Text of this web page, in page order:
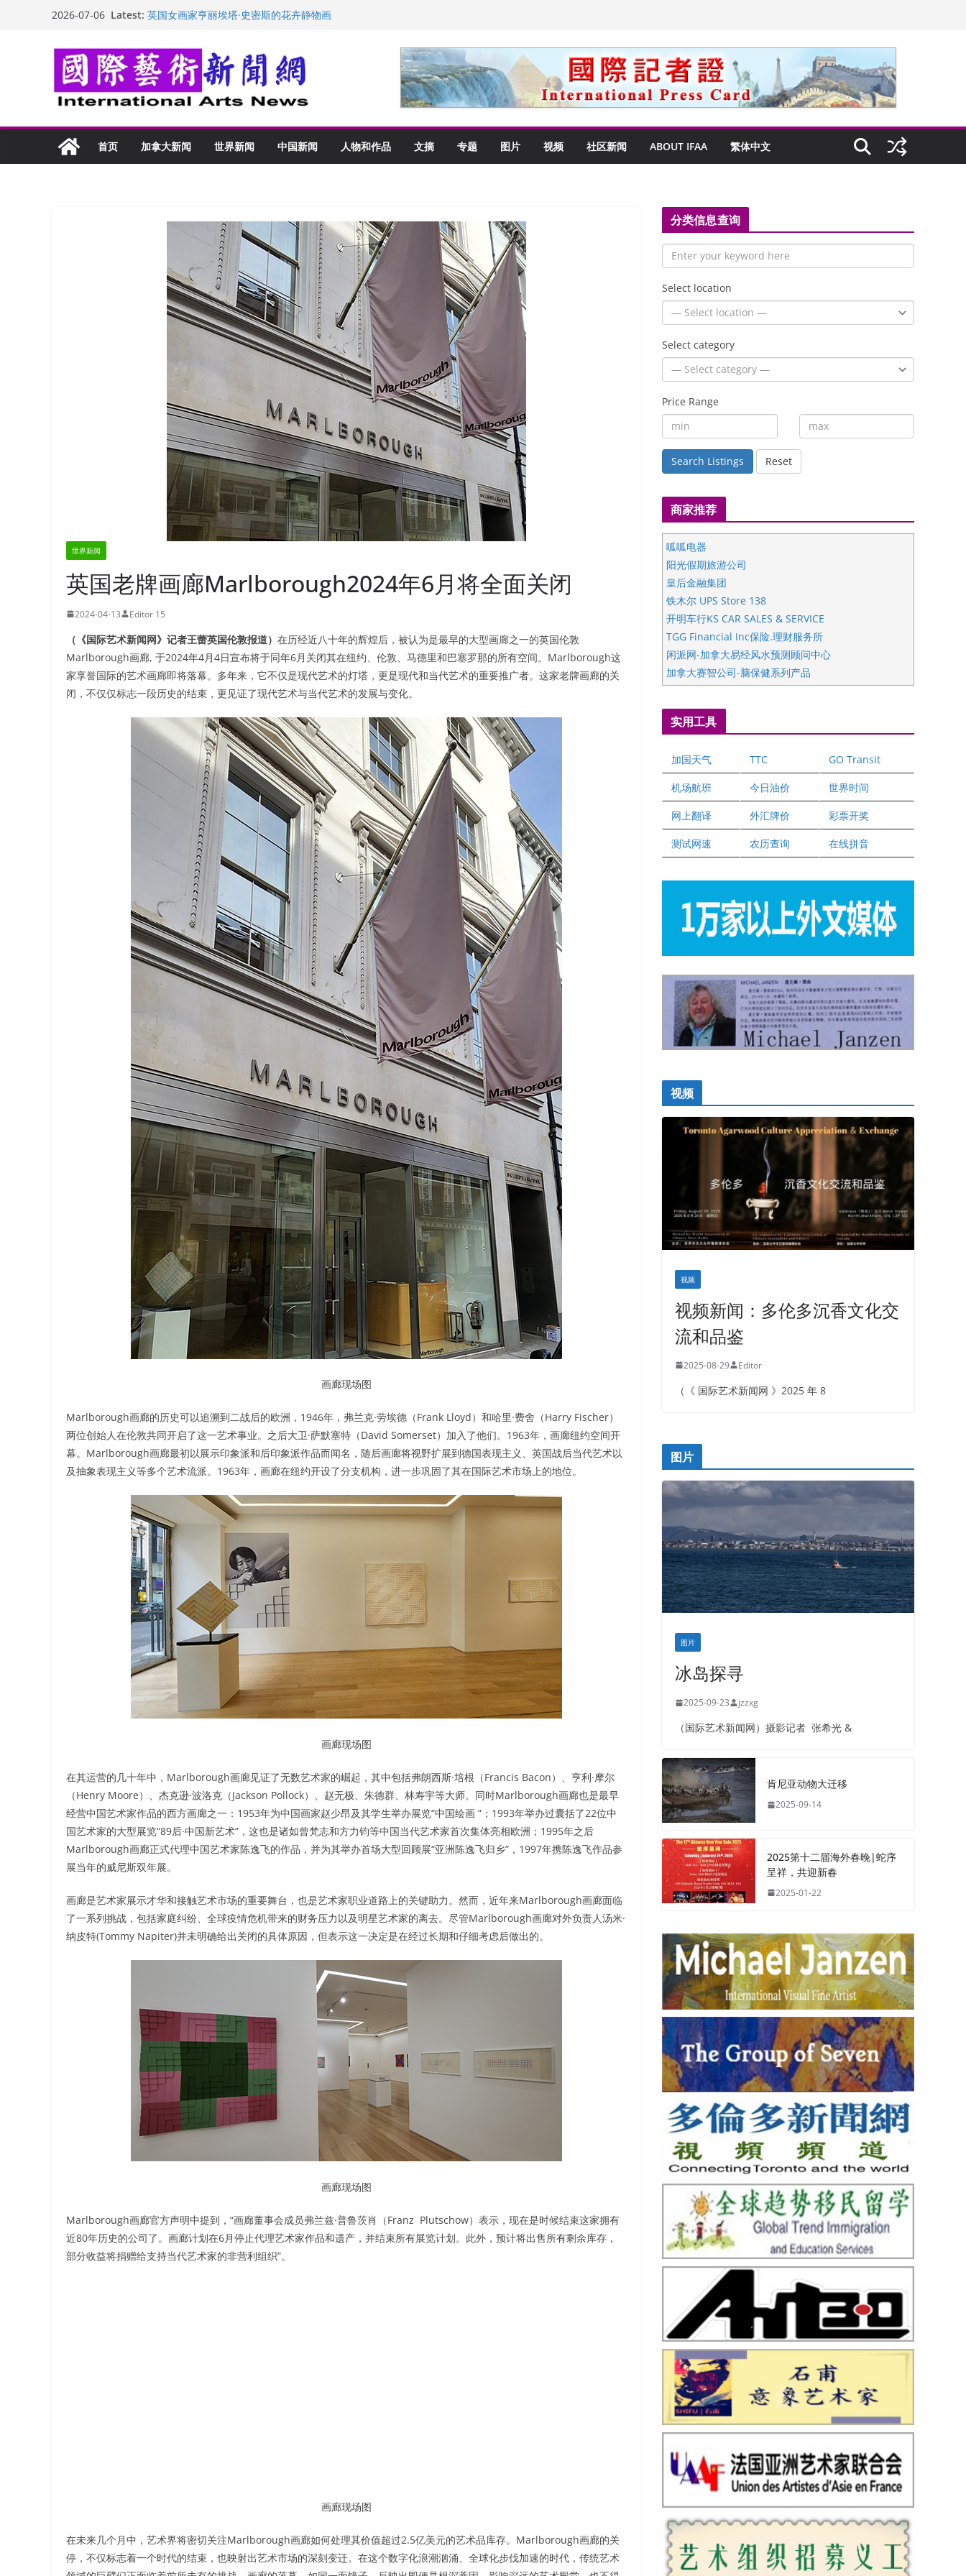
2026-07-06 Latest: “梵心”归处：一场展览 连着攀枝花的千里乡愁
玛丽安娜·卡拉切娃的绘画：幽默和难以言喻的快乐
苏方 ：“字”得其乐
首页 加拿大新闻 世界新闻 中国新闻 人物和作品 文摘 专题 图片 视频 社区新闻 ABOUT IFAA 繁体中文
世界新闻
英国老牌画廊Marlborough2024年6月将全面关闭
2024-04-13 Editor 15
（《国际艺术新闻网》记者王蕾英国伦敦报道） 在历经近八十年的辉煌后，被认为是最早的大型画廊之一的英国伦敦
Marlborough画廊, 于2024年4月4日宣布将于同年6月关闭其在纽约、伦敦、马德里和巴塞罗那的所有空间。Marlborough这
家享誉国际的艺术画廊即将落幕。多年来，它不仅是现代艺术的灯塔，更是现代和当代艺术的重要推广者。这家老牌画廊的关
闭，不仅仅标志一段历史的结束，更见证了现代艺术与当代艺术的发展与变化。
画廊现场图
Marlborough画廊的历史可以追溯到二战后的欧洲，1946年，弗兰克·劳埃德（Frank Lloyd）和哈里·费舍（Harry Fischer）
两位创始人在伦敦共同开启了这一艺术事业。之后大卫·萨默塞特（David Somerset）加入了他们。1963年，画廊纽约空间开
幕。Marlborough画廊最初以展示印象派和后印象派作品而闻名，随后画廊将视野扩展到德国表现主义、英国战后当代艺术以
及抽象表现主义等多个艺术流派。1963年，画廊在纽约开设了分支机构，进一步巩固了其在国际艺术市场上的地位。
画廊现场图
在其运营的几十年中，Marlborough画廊见证了无数艺术家的崛起，其中包括弗朗西斯·培根（Francis Bacon）、亨利·摩尔
（Henry Moore）、杰克逊·波洛克（Jackson Pollock）、赵无极、朱德群、林寿宇等大师。同时Marlborough画廊也是最早
经营中国艺术家作品的西方画廊之一：1953年为中国画家赵少昂及其学生举办展览“中国绘画 ”；1993年举办过囊括了22位中
国艺术家的大型展览“89后·中国新艺术”，这也是诸如曾梵志和方力钧等中国当代艺术家首次集体亮相欧洲；1995年之后
Marlborough画廊正式代理中国艺术家陈逸飞的作品，并为其举办首场大型回顾展“亚洲陈逸飞归乡”，1997年携陈逸飞作品参
展当年的威尼斯双年展。
画廊是艺术家展示才华和接触艺术市场的重要舞台，也是艺术家职业道路上的关键助力。然而，近年来Marlborough画廊面临
了一系列挑战，包括家庭纠纷、全球疫情危机带来的财务压力以及明星艺术家的离去。尽管Marlborough画廊对外负责人汤米·
纳皮特(Tommy Napiter)并未明确给出关闭的具体原因，但表示这一决定是在经过长期和仔细考虑后做出的。
画廊现场图
Marlborough画廊官方声明中提到，“画廊董事会成员弗兰兹·普鲁茨肖（Franz Plutschow）表示，现在是时候结束这家拥有
近80年历史的公司了。画廊计划在6月停止代理艺术家作品和遗产，并结束所有展览计划。此外，预计将出售所有剩余库存，
部分收益将捐赠给支持当代艺术家的非营利组织”。
画廊现场图
在未来几个月中，艺术界将密切关注Marlborough画廊如何处理其价值超过2.5亿美元的艺术品库存。Marlborough画廊的关
停，不仅标志着一个时代的结束，也映射出艺术市场的深刻变迁。在这个数字化浪潮汹涌、全球化步伐加速的时代，传统艺术
分类信息查询
Select location
Select category
Price Range
Search Listings Reset
商家推荐
呱呱电器
阳光假期旅游公司
皇后金融集团
铁木尔 UPS Store 138
开明车行KS CAR SALES & SERVICE
TGG Financial Inc保险.理财服务所
闲派网-加拿大易经风水预测顾问中心
加拿大赛智公司-脑保健系列产品
五星国艺拍卖及评估公司
国际注册执业营养师公会
爱德华连锁酒店万锦分店
健健宝公司
二十一世纪美联地产公司
全球趋势移民留学
盛达资本
正点印艺设计
实用工具
加国天气 TTC GO Transit
机场航班 今日油价 世界时间
网上翻译 外汇牌价 彩票开奖
测试网速 农历查询 在线拼音
视频
视频
视频新闻：多伦多沉香文化交
流和品鉴
2025-08-29 Editor
（《 国际艺术新闻网 》2025 年 8
图片
图片
冰岛探寻
2025-09-23 jzzxg
（国际艺术新闻网）摄影记者 张希光 &
肯尼亚动物大迁移
2025-09-14
2025第十二届海外春晚|蛇序
呈祥，共迎新春
2025-01-22